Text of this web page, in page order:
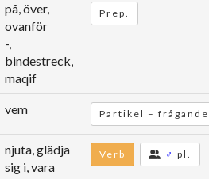
på, över,
ovanför
-,
bindestreck,
maqif
Prep.
vem Partikel – frågande
njuta, glädja
sig i, vara
Verb ♂ pl.